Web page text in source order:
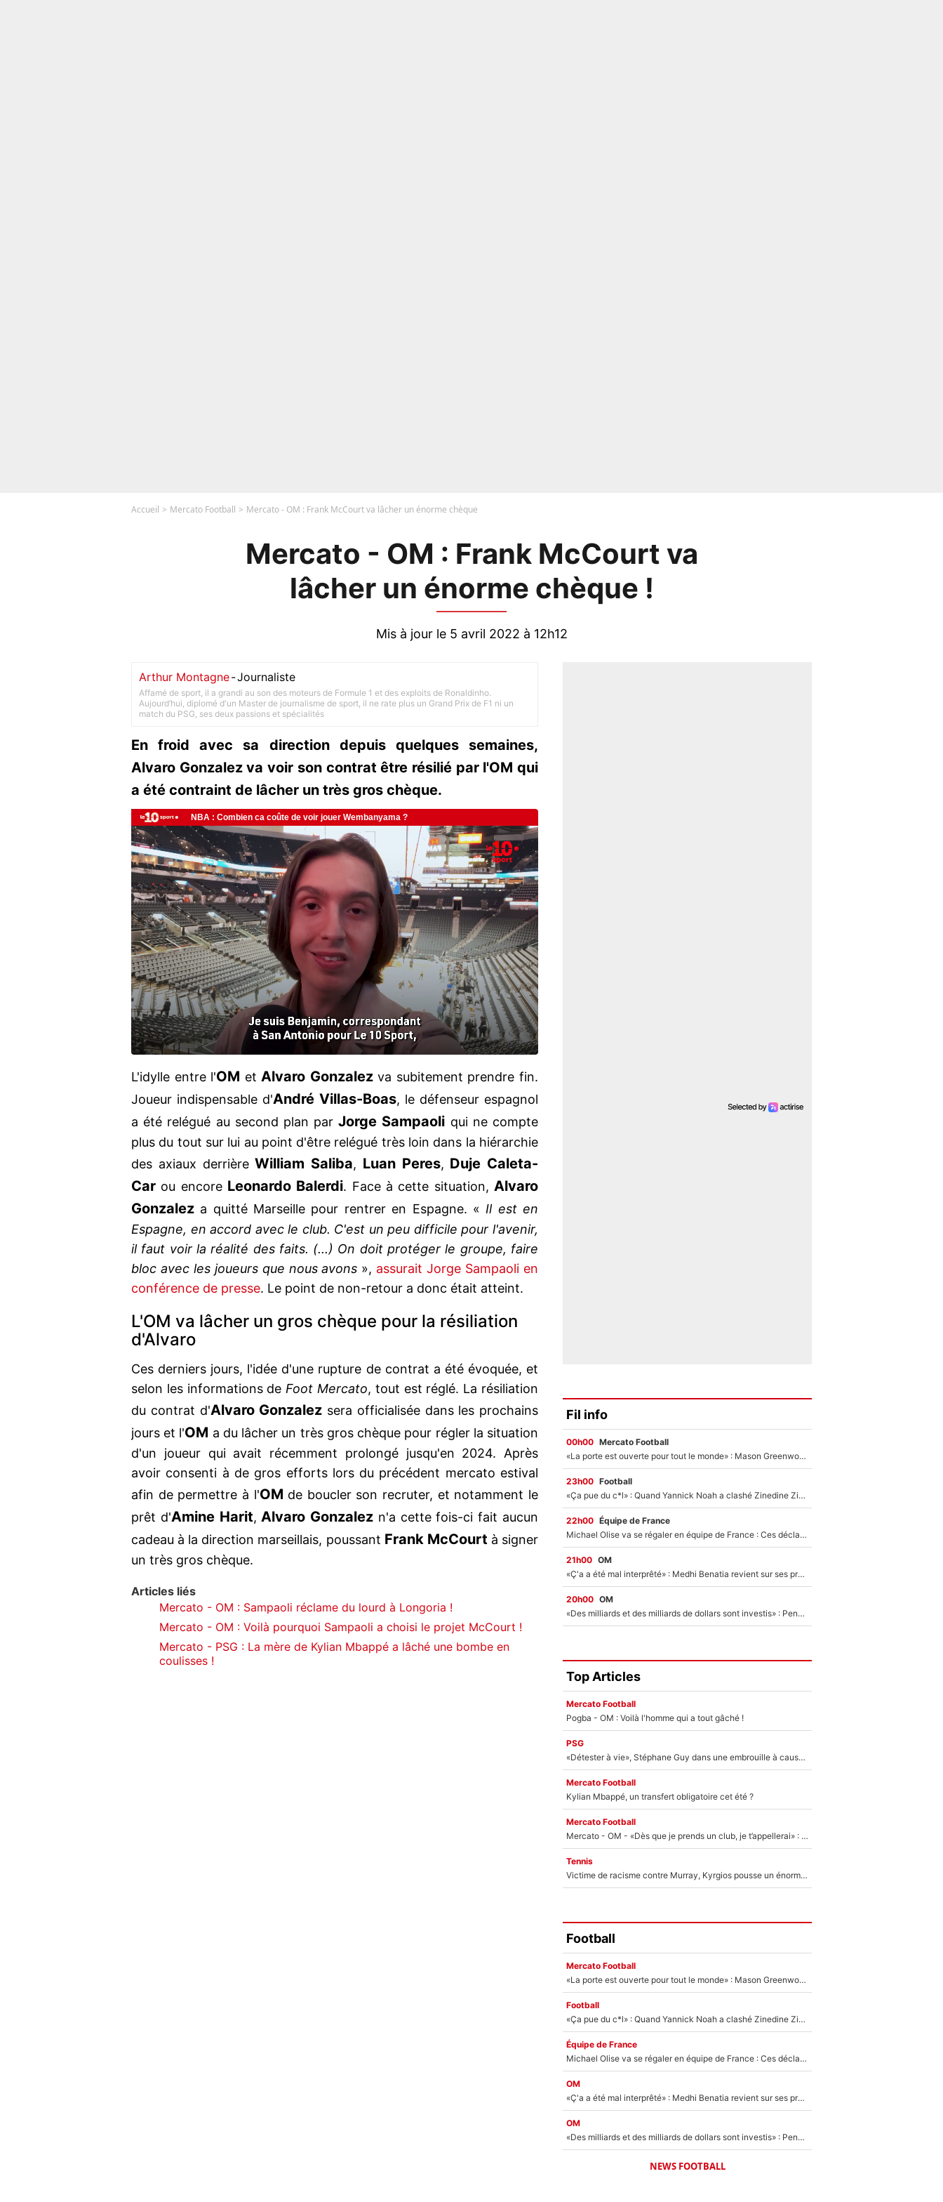
Accueil Mercato Football Mercato - OM : Frank McCourt va lâcher un énorme chèque
Mercato - OM : Frank McCourt va
lâcher un énorme chèque !
Mis à jour le 5 avril 2022 à 12h12
Arthur Montagne-Journaliste
Affamé de sport, il a grandi au son des moteurs de Formule 1 et des exploits de Ronaldinho.
Aujourd’hui, diplomé d'un Master de journalisme de sport, il ne rate plus un Grand Prix de F1 ni un
match du PSG, ses deux passions et spécialités
En froid avec sa direction depuis quelques semaines,
Alvaro Gonzalez va voir son contrat être résilié par l'OM qui
a été contraint de lâcher un très gros chèque.
L'idylle entre l'OM etAlvaro Gonzalezva subitement prendre fin.
Joueur indispensable d'André Villas-Boas, le défenseur espagnol
a été relégué au second plan parJorge Sampaoli qui ne compte
plus du tout sur lui au point d'être relégué très loin dans la hiérarchie
des axiaux derrièreWilliam Saliba, Luan Peres, Duje Caleta-
Car ou encore Leonardo Balerdi. Face à cette situation, Alvaro
Gonzalez a quitté Marseille pour rentrer en Espagne. «Il est en
Espagne, en accord avec le club. C'est un peu difficile pour l'avenir,
il faut voir la réalité des faits. (...) On doit protéger le groupe, faire
bloc avec les joueurs que nous avons », assurait Jorge Sampaoli en
conférence de presse. Le point de non-retour a donc était atteint.
L'OM va lâcher un gros chèque pour la résiliation
d'Alvaro
Ces derniers jours, l'idée d'une rupture de contrat a été évoquée, et
selon les informations deFoot Mercato, tout est réglé. La résiliation
du contrat d'Alvaro Gonzalez sera officialisée dans les prochains
jours et l'OM a du lâcher un très gros chèque pour régler la situation
d'un joueur qui avait récemment prolongé jusqu'en 2024. Après
avoir consenti à de gros efforts lors du précédent mercato estival
afin de permettre à l'OM de boucler son recruter, et notamment le
prêt d'Amine Harit,Alvaro Gonzalez n'a cette fois-ci fait aucun
cadeau à la direction marseillais, poussant Frank McCourt à signer
un très gros chèque.
Articles liés
Mercato - OM : Sampaoli réclame du lourd à Longoria !
Mercato - OM : Voilà pourquoi Sampaoli a choisi le projet McCourt !
Mercato - PSG : La mère de Kylian Mbappé a lâché une bombe en
coulisses !
Fil info
00h00 Mercato Football
«La porte est ouverte pour tout le monde» : Mason Greenwood et Pierre-Emerick Aubameyang ont quitté l'OM, Amine Gouiri balance sur la suite du mercato et sur la réaction du vestiaire !
23h00 Football
«Ça pue du c*l» : Quand Yannick Noah a clashé Zinedine Zidane, avant de se faire recadrer par le nouveau sélectionneur de l'équipe de France !
22h00 Équipe de France
Michael Olise va se régaler en équipe de France : Ces déclarations de Zinedine Zidane qui prouvent qu'il va tout miser sur la star du Bayern Munich !
21h00 OM
«Ç'a a été mal interprêté» : Medhi Benatia revient sur ses propos dans The Bridge et précise ses conditions pour rejoindre le PSG !
20h00 OM
«Des milliards et des milliards de dollars sont investis» : Pendant que l'OM est en pleine crise financière, Frank McCourt lance un nouveau projet à 260M€ !
Top Articles
Mercato Football
Pogba - OM : Voilà l'homme qui a tout gâché !
PSG
«Détester à vie», Stéphane Guy dans une embrouille à cause du PSG !
Mercato Football
Kylian Mbappé, un transfert obligatoire cet été ?
Mercato Football
Mercato - OM - «Dès que je prends un club, je t’appellerai» : La promesse de Marcelino au moment de claquer la porte
Tennis
Victime de racisme contre Murray, Kyrgios pousse un énorme coup de gueule !
Football
Mercato Football
«La porte est ouverte pour tout le monde» : Mason Greenwood et Pierre-Emerick Aubameyang ont quitté l'OM, Amine Gouiri balance sur la suite du mercato et sur la réaction du vestiaire !
Football
«Ça pue du c*l» : Quand Yannick Noah a clashé Zinedine Zidane, avant de se faire recadrer par le nouveau sélectionneur de l'équipe de France !
Équipe de France
Michael Olise va se régaler en équipe de France : Ces déclarations de Zinedine Zidane qui prouvent qu'il va tout miser sur la star du Bayern Munich !
OM
«Ç'a a été mal interprêté» : Medhi Benatia revient sur ses propos dans The Bridge et précise ses conditions pour rejoindre le PSG !
OM
«Des milliards et des milliards de dollars sont investis» : Pendant que l'OM est en pleine crise financière, Frank McCourt lance un nouveau projet à 260M€ !
NEWS FOOTBALL